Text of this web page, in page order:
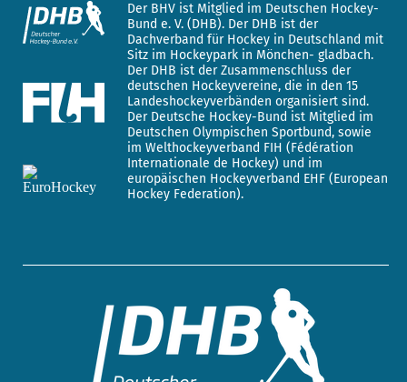
Der BHV ist Mitglied im Deutschen Hockey-
Bund e. V. (DHB). Der DHB ist der
Dachverband für Hockey in Deutschland mit
Sitz im Hockeypark in Mönchen- gladbach.
Der DHB ist der Zusammenschluss der
deutschen Hockeyvereine, die in den 15
Landeshockeyverbänden organisiert sind.
Der Deutsche Hockey-Bund ist Mitglied im
Deutschen Olympischen Sportbund, sowie
im Welthockeyverband FIH (Fédération
Internationale de Hockey) und im
europäischen Hockeyverband EHF (European
Hockey Federation).